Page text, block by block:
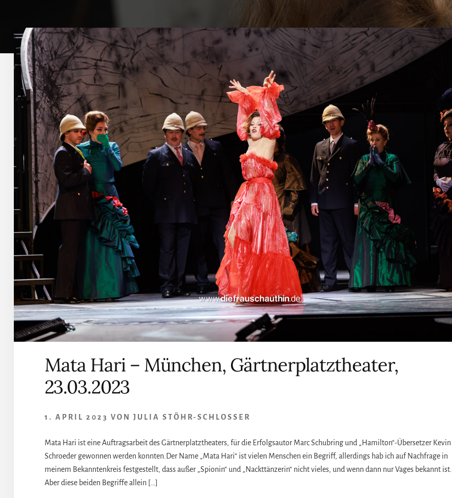
Mata Hari – München, Gärtnerplatztheater,
23.03.2023
1. APRIL 2023 VON JULIA STÖHR-SCHLOSSER
Mata Hari ist eine Auftragsarbeit des Gärtnerplatztheaters, für die Erfolgsautor Marc Schubring und „Hamilton“-Übersetzer Kevin
Schroeder gewonnen werden konnten.Der Name „Mata Hari“ ist vielen Menschen ein Begriff, allerdings hab ich auf Nachfrage in
meinem Bekanntenkreis festgestellt, dass außer „Spionin“ und „Nackttänzerin“ nicht vieles, und wenn dann nur Vages bekannt ist.
Aber diese beiden Begriffe allein […]